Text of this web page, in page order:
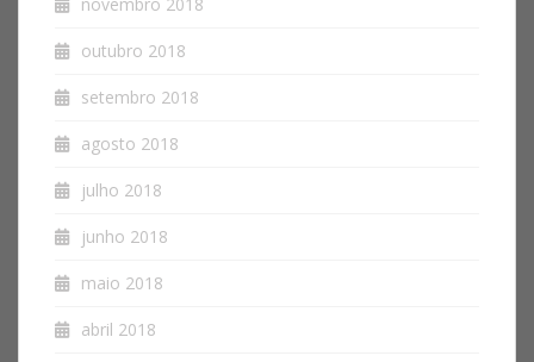
novembro 2018
outubro 2018
setembro 2018
agosto 2018
julho 2018
junho 2018
maio 2018
abril 2018